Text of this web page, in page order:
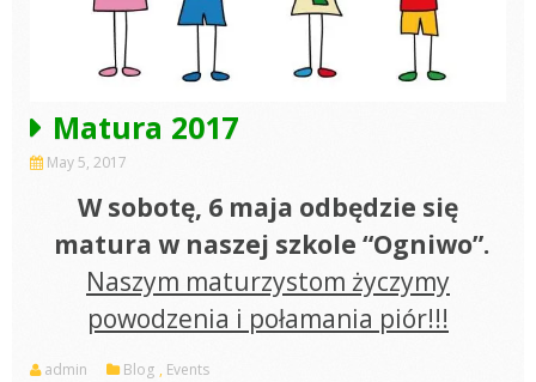
Matura 2017
May 5, 2017
W sobotę, 6 maja odbędzie się
matura w naszej szkole “Ogniwo”.
Naszym maturzystom życzymy
powodzenia i połamania piór!!!
admin Blog , Events